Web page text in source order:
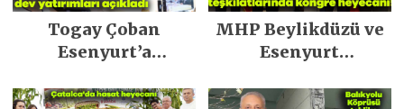
Togay Çoban
Esenyurt’a
yatırımları açıkladı
MHP Beylikdüzü ve
Esenyurt
kongre heyecanı!